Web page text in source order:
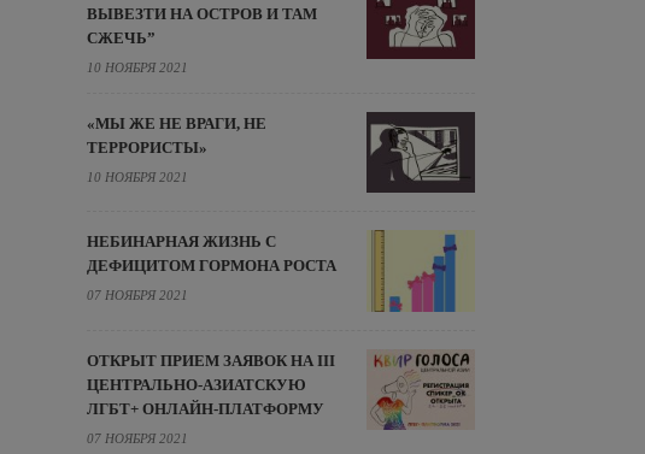
ВЫВЕЗТИ НА ОСТРОВ И ТАМ
СЖЕЧЬ”
10 НОЯБРЯ 2021
«МЫ ЖЕ НЕ ВРАГИ, НЕ
ТЕРРОРИСТЫ»
10 НОЯБРЯ 2021
НЕБИНАРНАЯ ЖИЗНЬ С
ДЕФИЦИТОМ ГОРМОНА РОСТА
07 НОЯБРЯ 2021
ОТКРЫТ ПРИЕМ ЗАЯВОК НА III
ЦЕНТРАЛЬНО-АЗИАТСКУЮ
ЛГБТ+ ОНЛАЙН-ПЛАТФОРМУ
07 НОЯБРЯ 2021